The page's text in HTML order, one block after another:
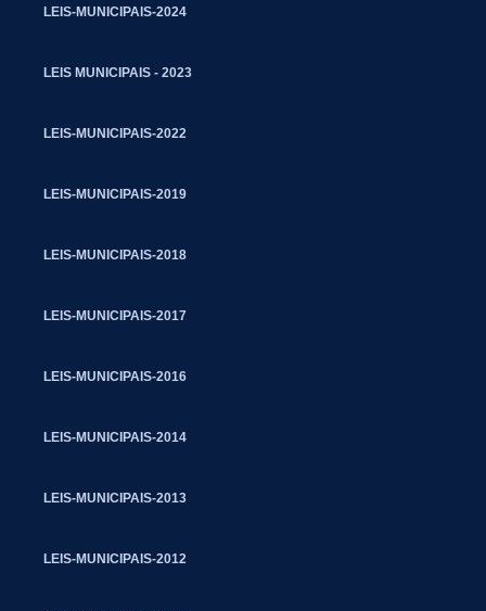
LEIS-MUNICIPAIS-2024
LEIS MUNICIPAIS - 2023
LEIS-MUNICIPAIS-2022
LEIS-MUNICIPAIS-2019
LEIS-MUNICIPAIS-2018
LEIS-MUNICIPAIS-2017
LEIS-MUNICIPAIS-2016
LEIS-MUNICIPAIS-2014
LEIS-MUNICIPAIS-2013
LEIS-MUNICIPAIS-2012